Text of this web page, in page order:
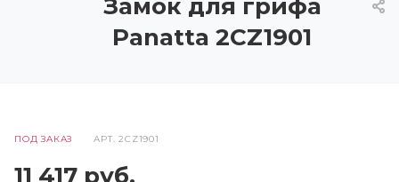
Замок для грифа
Panatta 2CZ1901
ПОД ЗАКАЗ АРТ.2CZ1901
11 417 руб.